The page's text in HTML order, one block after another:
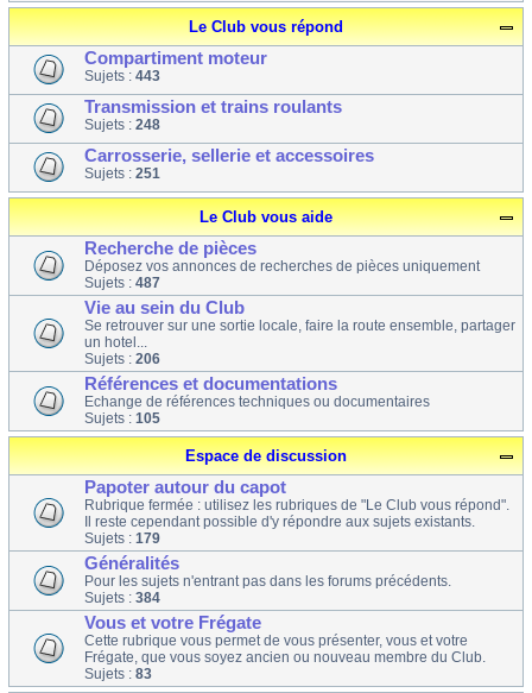
Le Club vous répond
Compartiment moteur
Sujets : 443
Transmission et trains roulants
Sujets : 248
Carrosserie, sellerie et accessoires
Sujets : 251
Le Club vous aide
Recherche de pièces
Déposez vos annonces de recherches de pièces uniquement
Sujets : 487
Vie au sein du Club
Se retrouver sur une sortie locale, faire la route ensemble, partager
un hotel...
Sujets : 206
Références et documentations
Echange de références techniques ou documentaires
Sujets : 105
Espace de discussion
Papoter autour du capot
Rubrique fermée : utilisez les rubriques de "Le Club vous répond".
Il reste cependant possible d'y répondre aux sujets existants.
Sujets : 179
Généralités
Pour les sujets n'entrant pas dans les forums précédents.
Sujets : 384
Vous et votre Frégate
Cette rubrique vous permet de vous présenter, vous et votre
Frégate, que vous soyez ancien ou nouveau membre du Club.
Sujets : 83